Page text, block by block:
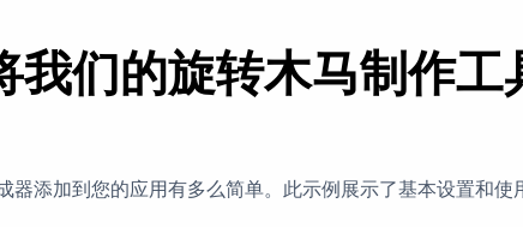
我们的旋转木马制作
添加到您的应用有多么简单。此示例展示了基本设置和使